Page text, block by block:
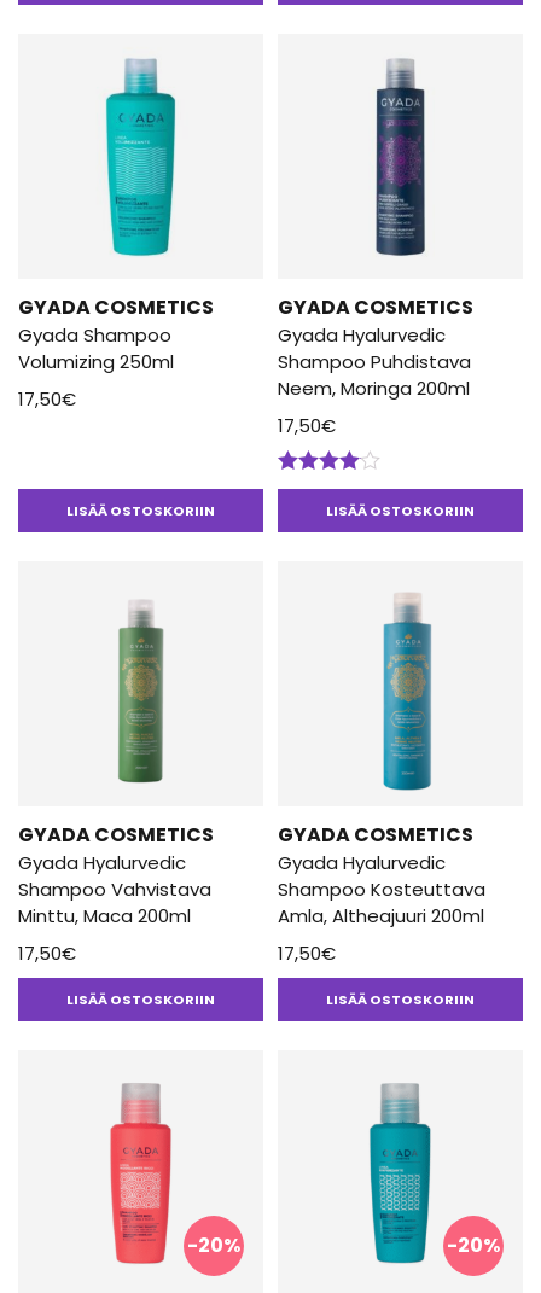
GYADA COSMETICS
Gyada Shampoo
Volumizing 250ml
17,50€
LISÄÄ OSTOSKORIIN
GYADA COSMETICS
Gyada Hyalurvedic
Shampoo Puhdistava
Neem, Moringa 200ml
17,50€
Arvostelu
tuotteesta:LISÄÄ OSTOSKORIIN
GYADA COSMETICS
Gyada Hyalurvedic
Shampoo Vahvistava
Minttu, Maca 200ml
17,50€
LISÄÄ OSTOSKORIIN
GYADA COSMETICS
Gyada Hyalurvedic
Shampoo Kosteuttava
Amla, Altheajuuri 200ml
17,50€
LISÄÄ OSTOSKORIIN
-20% -20%